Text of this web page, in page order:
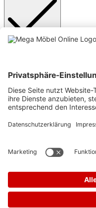
Monochrom
Niedrige
Animationen stoppen
Großer Cursor
Zurücksetzen
Barrierefreiheit
Werkzeugleiste anzeigen